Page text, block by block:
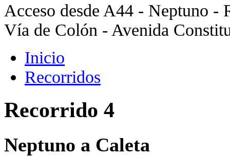
Acceso desde A44 - Neptuno -
Vía de Colón - Avenida
Inicio
Recorridos
Recorrido 4
Neptuno a Caleta